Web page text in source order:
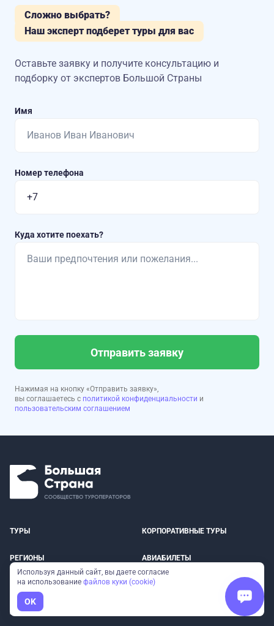
Сложно выбрать?
Наш эксперт подберет туры для вас
Оставьте заявку и получите консультацию и
подборку от экспертов Большой Страны
Имя
Номер телефона
Куда хотите поехать?
Отправить заявку
Нажимая на кнопку «Отправить заявку»,
вы соглашаетесь с политикой конфиденциальности и
пользовательским соглашением
ТУРЫ КОРПОРАТИВНЫЕ ТУРЫ
РЕГИОНЫ АВИАБИЛЕТЫ
О НАС ПАРТНЕРСКАЯ ПРОГРАММА
БЛОГ ПОДАРОЧНЫЕ СЕРТИФИКАТЫ
Используя данный сайт, вы даете согласие
на использование файлов куки (cookie)
OK